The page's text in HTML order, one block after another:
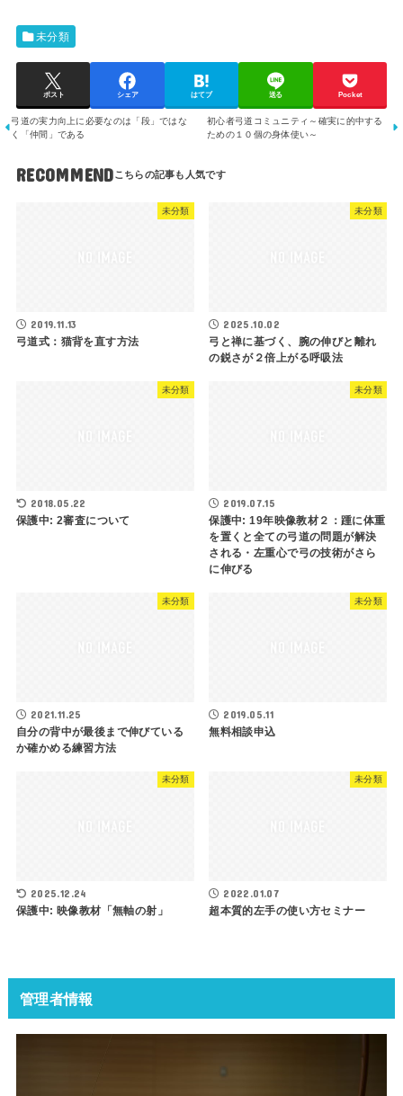
未分類
ポスト シェア はてブ 送る Pocket
弓道の実力向上に必要なのは「段」ではな
く「仲間」である
初心者弓道コミュニティ～確実に的中する
ための１０個の身体使い～
RECOMMEND
未分類
2019.11.13
弓道式：猫背を直す方法
未分類
2025.10.02
弓と禅に基づく、腕の伸びと離れ
の鋭さが２倍上がる呼吸法
未分類
2018.05.22
保護中: 2審査について
未分類
2019.07.15
保護中: 19年映像教材２：踵に体重
を置くと全ての弓道の問題が解決
される・左重心で弓の技術がさら
に伸びる
未分類
2021.11.25
自分の背中が最後まで伸びている
か確かめる練習方法
未分類
2019.05.11
無料相談申込
未分類
2025.12.24
保護中: 映像教材「無軸の射」
未分類
2022.01.07
超本質的左手の使い方セミナー
管理者情報